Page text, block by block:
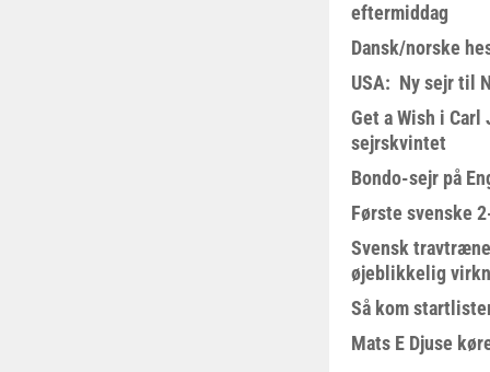
eftermiddag
Dansk/norske
USA: Ny sejr til
Get a Wish i Carl
sejrskvintet
Bondo-sejr på
Første svenske
Svensk
øjeblikkelig
Så kom
Mats E Djuse